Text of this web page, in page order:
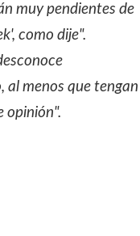
muy pendientes de
como dije".
al menos que tengan
opinión".